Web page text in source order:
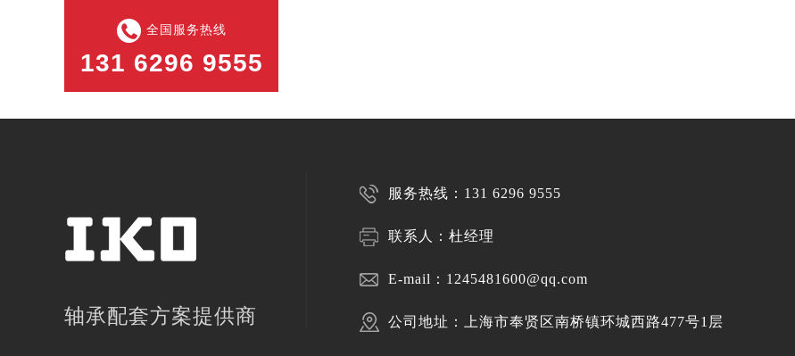
全国服务热线
131 6296 9555
轴承配套方案提供商
服务热线：131 6296 9555
联系人：杜经理
E-mail： 1245481600@qq.com
公司地址：上海市奉贤区南桥镇环城西路477号1层